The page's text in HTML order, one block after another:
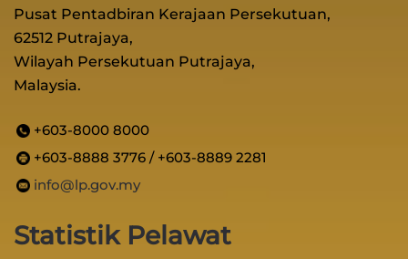
Pusat Pentadbiran Kerajaan Persekutuan,
62512 Putrajaya,
Wilayah Persekutuan Putrajaya,
Malaysia.
+603-8000 8000
+603-8888 3776 / +603-8889 2281
info@lp.gov.my
Statistik Pelawat